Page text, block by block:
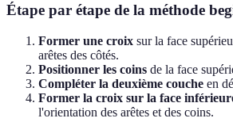
Étape par étape de la méthode
Former une croix sur la face
arêtes des côtés.
Positionner les coins de la face
Compléter la deuxième couche en
Former la croix sur la face
l'orientation des arêtes et des coins.